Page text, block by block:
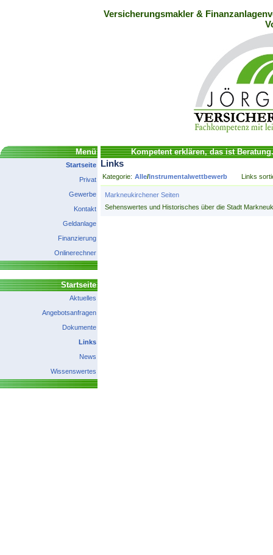
Versicherungsmakler &
Menü
Startseite
Privat
Gewerbe
Kontakt
Geldanlage
Finanzierung
Onlinerechner
Startseite
Aktuelles
Angebotsanfragen
Dokumente
Links
News
Wissenswertes
Kompetent erklären, das ist
Links
Kategorie: Alle/Instrumentalwettbewerb Links
Markneukirchener Seiten
Sehenswertes und Historisches über die Stadt